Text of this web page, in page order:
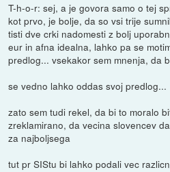
T-h-o-r: sej, a je govora samo o tej
kot prvo, je bolje, da so vsi trije
tisti dve crki nadomesti z bolj
eur in afna idealna, lahko pa se
predlog... vsekakor sem mnenja, da
se vedno lahko oddas svoj predlog...
zato sem tudi rekel, da bi to moralo
zreklamirano, da vecina slovencev
za najboljsega
tut pr SIStu bi lahko podali vec